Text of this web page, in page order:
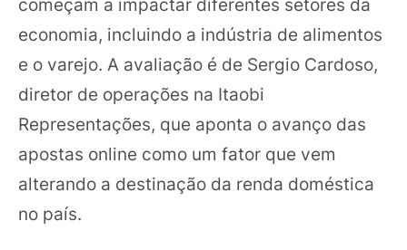
começam a impactar diferentes setores da
economia, incluindo a indústria de alimentos
e o varejo. A avaliação é de Sergio Cardoso,
diretor de operações na Itaobi
Representações, que aponta o avanço das
apostas online como um fator que vem
alterando a destinação da renda doméstica
no país.